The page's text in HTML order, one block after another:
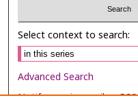
Select context to search:
Advanced Search